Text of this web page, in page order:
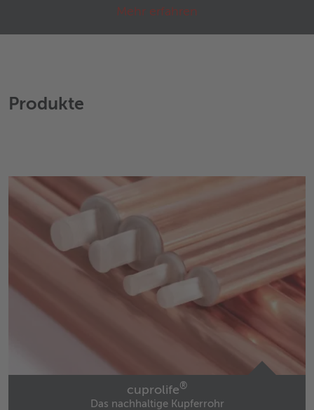
Mehr erfahren
Regenwasser oder im Kühl- und Abwasser. Dank der
Produkte
cuprolife®
Das nachhaltige Kupferrohr